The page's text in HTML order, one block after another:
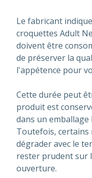
Le fabricant
croquettes Adult
doivent être
de préserver la
l'appétence pour
Cette durée peut
produit est
dans un
Toutefois,
dégrader avec le
rester prudent sur
ouverture.